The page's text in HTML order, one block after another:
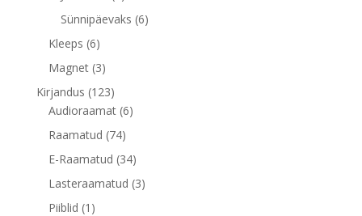
toodet
Sünnipäevaks 66
Kleeps 66
toodet
Magnet 33
toodet
Kirjandus 123123
toodet
Audioraamat 66
Raamatud 7474
toodet
E-Raamatud 3434
toodet
Lasteraamatud 33
Piiblid 1 1